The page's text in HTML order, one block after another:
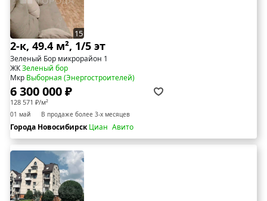
15
2-к, 49.4 м², 1/5 эт
Зеленый Бор микрорайон 1
ЖКЗеленый бор
Мкр Выборная (Энергостроителей)
6 300 000 ₽
128 571 ₽/м²
01 май В продаже более 3-х месяцев
Города НовосибирскЦиан Авито